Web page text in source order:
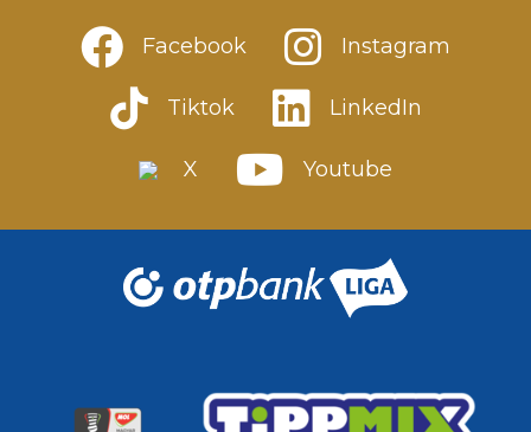
Facebook Instagram
Tiktok LinkedIn
X Youtube